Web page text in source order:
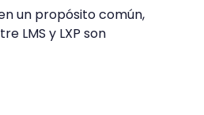
un propósito común,
LMS y LXP son